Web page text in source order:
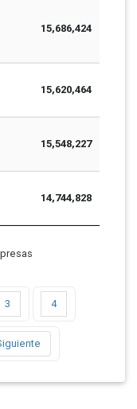
15,686,424
15,620,464
15,548,227
14,744,828
3 4